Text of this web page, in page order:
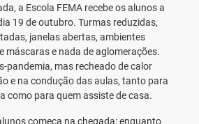
a Escola FEMA recebe os alunos a
19 de outubro. Turmas reduzidas,
janelas abertas, ambientes
máscaras e nada de aglomerações.
pandemia, mas recheado de calor
e na condução das aulas, tanto para
como para quem assiste de casa.
começa na chegada: enquanto